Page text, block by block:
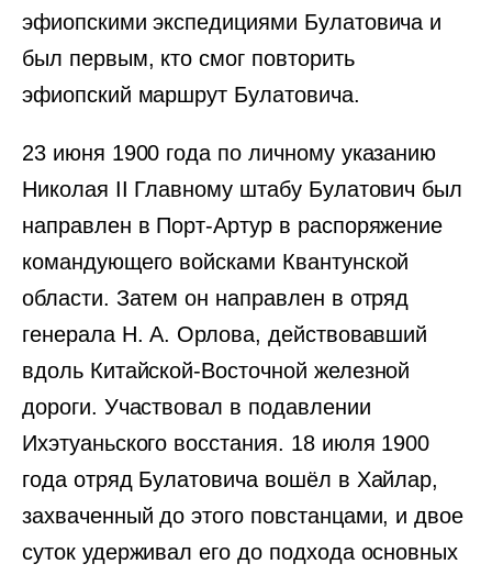
эфиопскими экспедициями Булатовича и
был первым, кто смог повторить
эфиопский маршрут Булатовича.
23 июня 1900 года по личному указанию
Николая II Главному штабу Булатович был
направлен в Порт-Артур в распоряжение
командующего войсками Квантунской
области. Затем он направлен в отряд
генерала Н. А. Орлова, действовавший
вдоль Китайской-Восточной железной
дороги. Участвовал в подавлении
Ихэтуаньского восстания. 18 июля 1900
года отряд Булатовича вошёл в Хайлар,
захваченный до этого повстанцами, и двое
суток удерживал его до подхода основных